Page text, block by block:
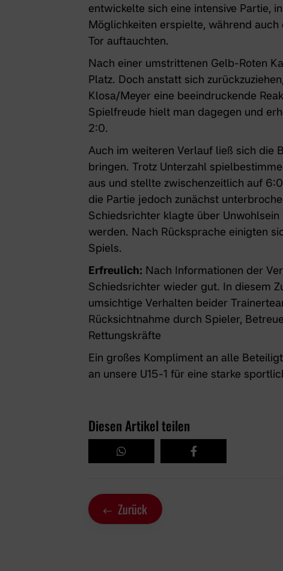
entwickelte sich eine intensive Partie,
Möglichkeiten erspielte, während
Tor auftauchten.
Nach einer umstrittenen Gelb-Roten
Platz. Doch anstatt sich
Klosa/Meyer eine beeindruckende
Spielfreude hielt man dagegen und
2:0.
Auch im weiteren Verlauf ließ sich die
bringen. Trotz Unterzahl
aus und stellte zwischenzeitlich auf
die Partie jedoch zunächst
Schiedsrichter klagte über
werden. Nach Rücksprache einigten
Spiels.
Erfreulich: Nach Informationen der
Schiedsrichter wieder gut. In diesem
umsichtige Verhalten beider
Rücksichtnahme durch Spieler,
Rettungskräfte
Ein großes Kompliment an alle
an unsere U15-1 für eine starke
Diesen Artikel teilen
Zurück